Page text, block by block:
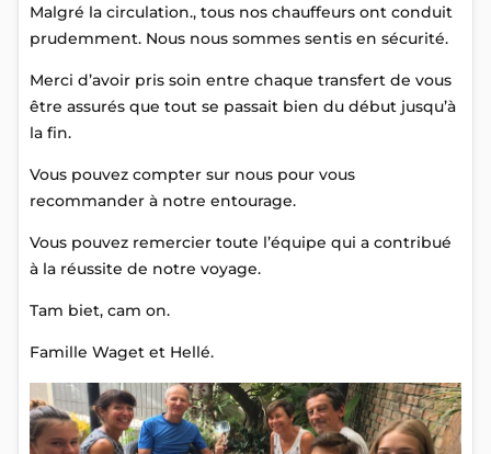
Malgré la circulation., tous nos chauffeurs ont conduit
prudemment. Nous nous sommes sentis en sécurité.
Merci d’avoir pris soin entre chaque transfert de vous
être assurés que tout se passait bien du début jusqu’à
la fin.
Vous pouvez compter sur nous pour vous
recommander à notre entourage.
Vous pouvez remercier toute l’équipe qui a contribué
à la réussite de notre voyage.
Tam biet, cam on.
Famille Waget et Hellé.